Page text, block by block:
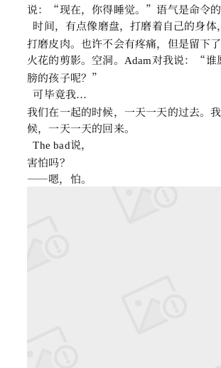
说：“现在，你得睡觉。”语气是命令的
时间，有点像磨盘，打磨着自己的身体
打磨皮肉。也许不会有疼痛，但是留下
火花的剪影。空洞。
Adam对我说：“谁
膀的孩子呢？”
可毕竟我…
我们在一起的时候，一天一天的过去。
候，一天一天的回来。
The bad说，
害怕吗？
——嗯，怕。